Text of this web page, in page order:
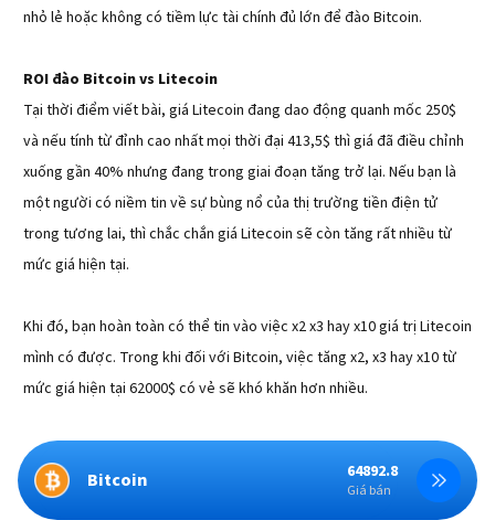
nhỏ lẻ hoặc không có tiềm lực tài chính đủ lớn để đào Bitcoin.
ROI đào Bitcoin vs Litecoin
Tại thời điểm viết bài, giá Litecoin đang dao động quanh mốc 250$
và nếu tính từ đỉnh cao nhất mọi thời đại 413,5$ thì giá đã điều chỉnh
xuống gần 40% nhưng đang trong giai đoạn tăng trở lại. Nếu bạn là
một người có niềm tin về sự bùng nổ của thị trường tiền điện tử
trong tương lai, thì chắc chắn giá Litecoin sẽ còn tăng rất nhiều từ
mức giá hiện tại.
Khi đó, bạn hoàn toàn có thể tin vào việc x2 x3 hay x10 giá trị Litecoin
mình có được. Trong khi đối với Bitcoin, việc tăng x2, x3 hay x10 từ
mức giá hiện tại 62000$ có vẻ sẽ khó khăn hơn nhiều.
Bitcoin 64892.8
Giá bán
Ethereum 1918.55
Giá bán